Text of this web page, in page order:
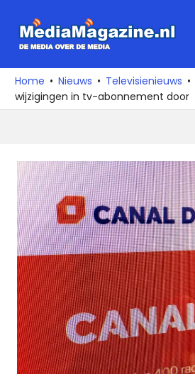
naar
media
over
de
Home Nieuws Televisienieuws
wijzigingen in tv-abonnement door